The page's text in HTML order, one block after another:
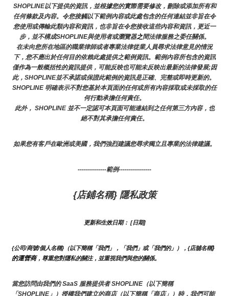
SHOPLINE以下提供的資訊，並根據您的實際需要修改，刪除或添加所有和
任何條款及內容。令您接觸以下範例內容或此處包含的任何連結並非旨在令
您使用或傳輸此類內容和資訊，也非旨在令您接收這些內容和資訊，更近一
步，並不構成SHOPLINE與使用者或瀏覽器之間法律服務之委任關係。
在未向您所在地區的職業律師或者專業法律從業人員尋求法律意見的情況
下，您不應出於任何目的依賴此處提供之範例資訊。範例內容所包含的資訊
僅作為一般概括性的資訊提供，可能反映也可能未反映出最新的法律發展;因
此，SHOPLINE並不承諾或保證此範例的資訊是正確、完整或即時更新的。
SHOPLINE 明確表示不對您基於本頁面的任何或所有內容採取或未採取的任
何行動承擔任何責任。
此外， SHOPLINE 並不一定認可本頁面可能連結到之任何第三方內容，也
絕不對其承擔任何責任。
如果您有客戶在歐洲或美國，我們強烈建議您尋求獨立且專業的法律建議。
--------------範例----------------
{店鋪名稱} 隱私政策
更新和生效日期： [日期]
{公司/商號/個人名稱}（以下簡稱「我們」，「我們」或「我們的」），{店舖名稱}
的運營商，尊重您對隱私的關注，並重視我們與您的關係。
當您訪問由我們的 SaaS 服務提供者 SHOPLINE（以下簡稱
「SHOPLINE」）授權我們建立的商店（以下簡稱「商店」）時，我們可能